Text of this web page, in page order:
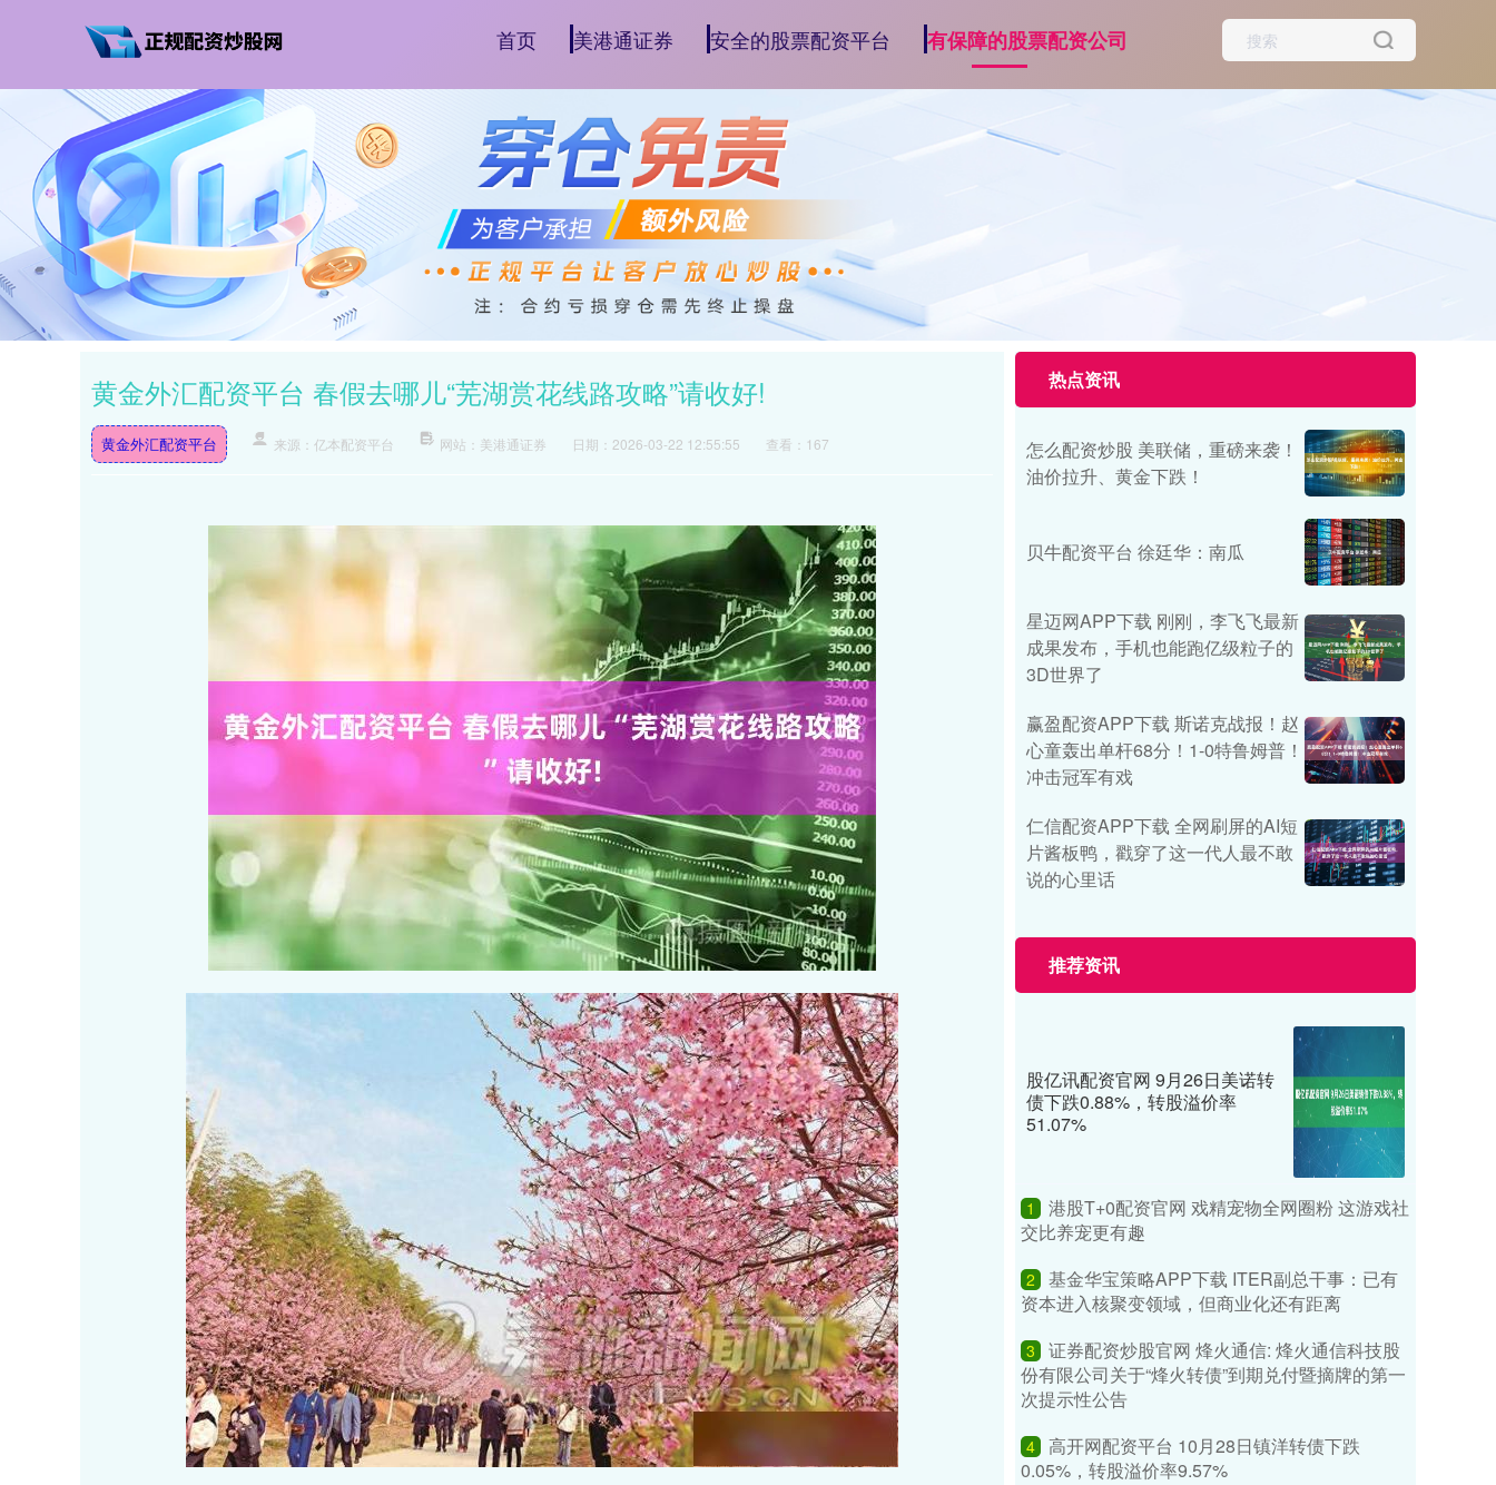
首页 美港通证券 安全的股票配资平台 有保障的股票配资公司
黄金外汇配资平台 春假去哪儿“芜湖赏花线路攻略”请收好!
黄金外汇配资平台 来源：亿本配资平台 网站：美港通证券 日期：2026-03-22 12:55:55 查看：167
热点资讯
怎么配资炒股 美联储，重磅来袭！
油价拉升、黄金下跌！
贝牛配资平台 徐廷华：南瓜
星迈网APP下载 刚刚，李飞飞最新
成果发布，手机也能跑亿级粒子的
3D世界了
赢盈配资APP下载 斯诺克战报！赵
心童轰出单杆68分！1-0特鲁姆普！
冲击冠军有戏
仁信配资APP下载 全网刷屏的AI短
片酱板鸭，戳穿了这一代人最不敢
说的心里话
推荐资讯
股亿讯配资官网 9月26日美诺转
债下跌0.88%，转股溢价率
51.07%
1
港股T+0配资官网 戏精宠物全网圈粉 这游戏社
交比养宠更有趣
2
基金华宝策略APP下载 ITER副总干事：已有
资本进入核聚变领域，但商业化还有距离
3
证券配资炒股官网 烽火通信: 烽火通信科技股
份有限公司关于“烽火转债”到期兑付暨摘牌的第一
次提示性公告
4 高开网配资平台 10月28日镇洋转债下跌
0.05%，转股溢价率9.57%